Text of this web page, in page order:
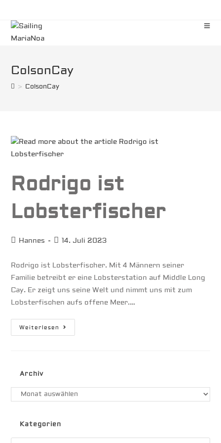
springen
ColsonCay
> ColsonCay
Rodrigo ist
Lobsterfischer
Beitrags-
Hannes
Beitrag
14. Juli 2023
Rodrigo ist Lobsterfischer. Mit 4 Männern seiner
Familie betreibt er eine Lobsterstation auf Middle Long
Cay. Er zeigt uns seine Welt und nimmt uns mit zum
Lobsterfischen aufs offene Meer.…
Weiterlesen Rodrigo
Ist
Archiv
Archiv
Kategorien